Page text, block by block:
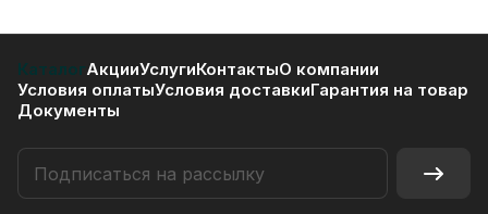
КаталогАкцииУслугиКонтактыО компании
Условия оплатыУсловия доставкиГарантия на товар
Документы